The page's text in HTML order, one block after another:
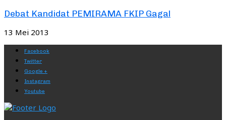
Debat Kandidat PEMIRAMA FKIP Gagal
13 Mei 2013
Facebook
Twitter
Google +
Instagram
Youtube